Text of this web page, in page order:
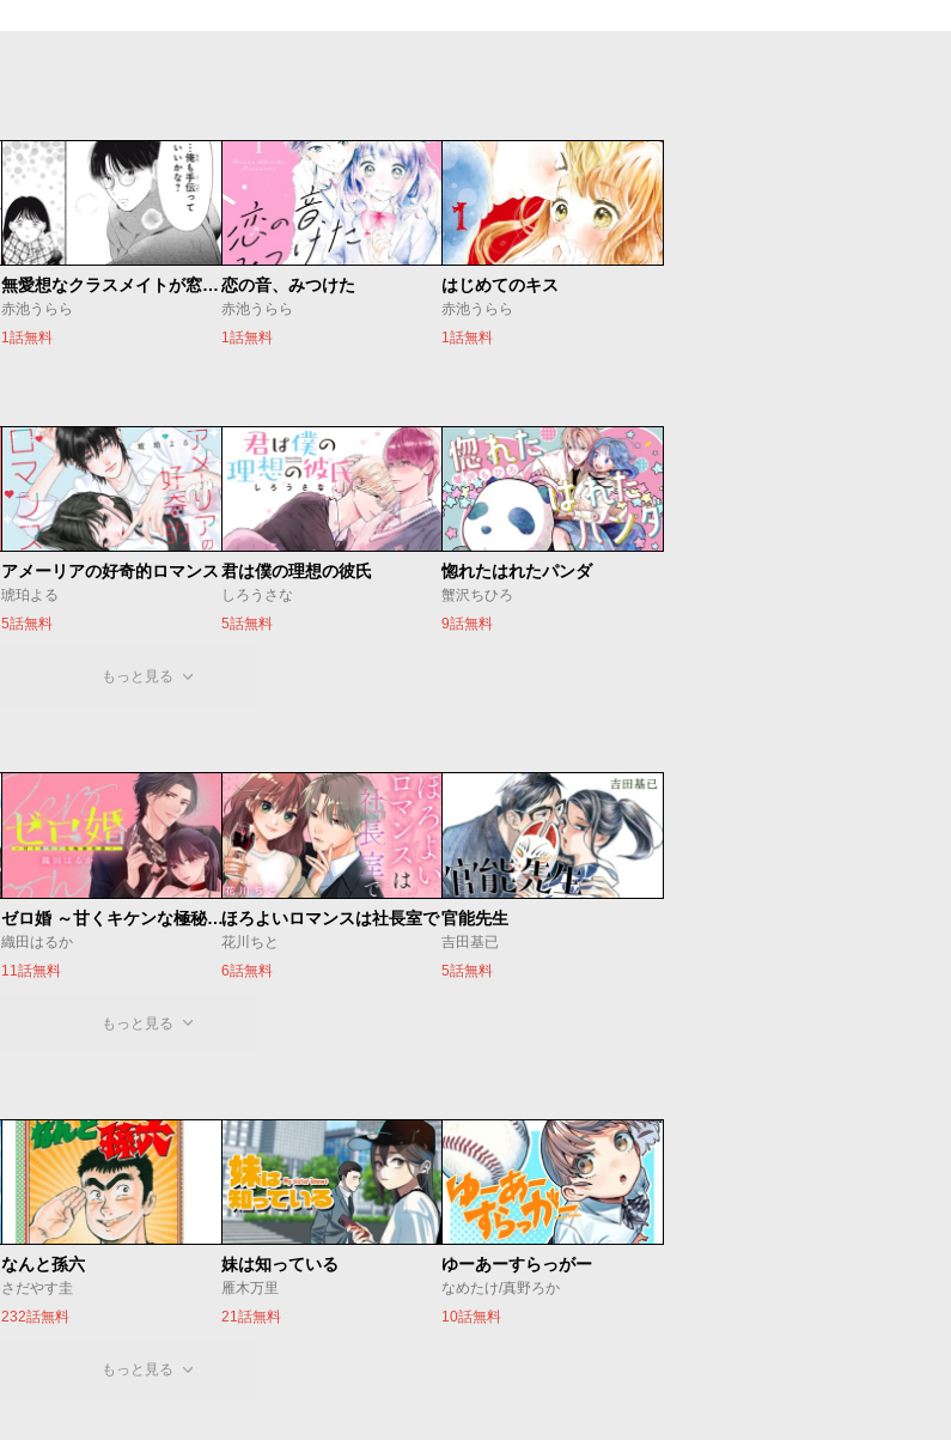
無愛想なクラスメイトが窓際で
赤池うらら
1話無料
恋の音、みつけた
赤池うらら
1話無料
はじめてのキス
赤池うらら
1話無料
アメーリアの好奇的ロマンス
琥珀よる
5話無料
君は僕の理想の彼氏
しろうさな
5話無料
惚れたはれたパンダ
蟹沢ちひろ
9話無料
もっと見る
ゼロ婚 ～甘くキケンな極秘任務～
織田はるか
11話無料
ほろよいロマンスは社長室で
花川ちと
6話無料
官能先生
吉田基已
5話無料
もっと見る
なんと孫六
さだやす圭
232話無料
妹は知っている
雁木万里
21話無料
ゆーあーすらっがー
なめたけ/真野ろか
10話無料
もっと見る